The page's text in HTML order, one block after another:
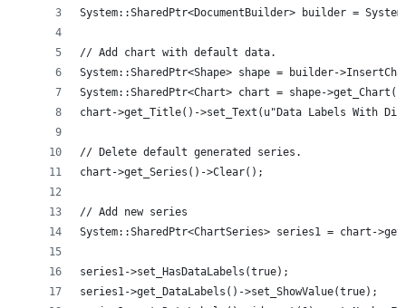
System::SharedPtr<DocumentBuilder> builder =
// Add chart with default data.
System::SharedPtr<Shape> shape = builder-
System::SharedPtr<Chart> chart = shape-
chart->get_Title()->set_Text(u"Data Labels With
// Delete default generated series.
chart->get_Series()->Clear();
// Add new series
System::SharedPtr<ChartSeries> series1 = chart-
series1->set_HasDataLabels(true);
series1->get_DataLabels()->set_ShowValue(true);